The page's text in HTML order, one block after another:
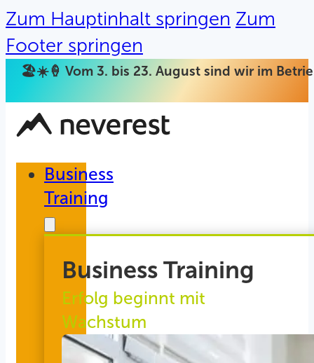
Zum Hauptinhalt springen Zum
Footer springen
🏖️☀️🍦 Vom 3. bis 23. August sind wir im
Business
Training
Business Training
Erfolg beginnt mit
Wachstum